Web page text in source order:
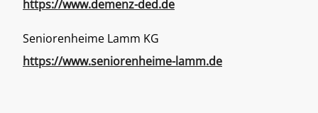
https://www.demenz-ded.de
Seniorenheime Lamm KG
https://www.seniorenheime-lamm.de